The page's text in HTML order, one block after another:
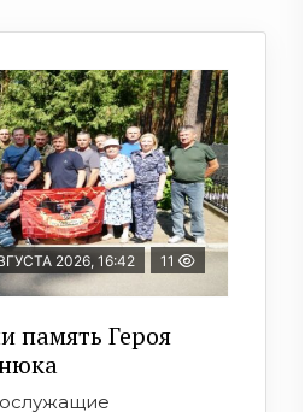
2026, 16:42 11
память Героя